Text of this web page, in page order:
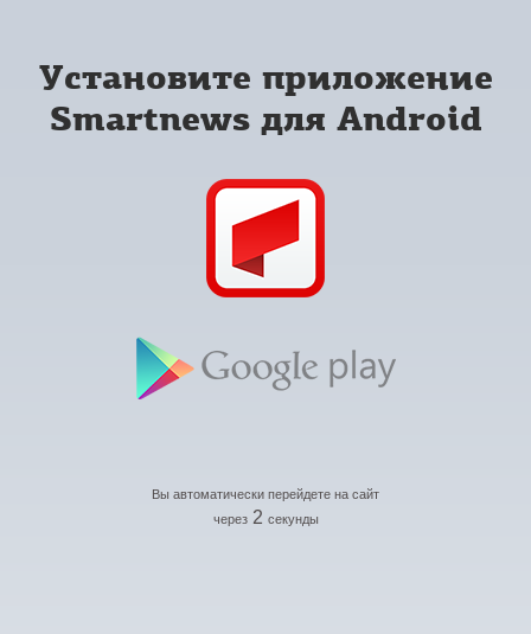
Установите приложение
Smartnews для Android
Вы автоматически перейдете на сайт
через 2 секунды